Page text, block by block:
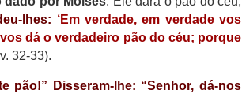
lhes: ‘Em verdade, em verdade vos
dá o verdadeiro pão do céu; porque
32-33).
pão!” Disseram-lhe: “Senhor, dá-nos